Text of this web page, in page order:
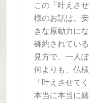
この「叶えさ
様のお話は、
きな原動力に
確約されてい
見方で、一人
何よりも、仏
「叶えさせて
本当に本当に